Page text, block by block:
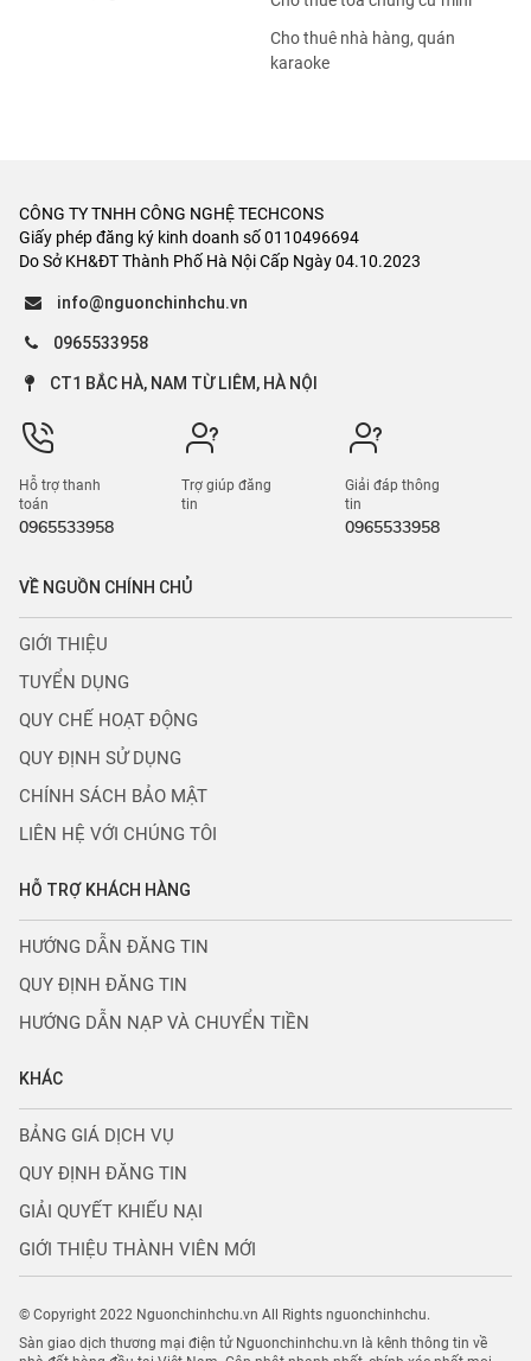
Cho thuê nhà hàng, quán
karaoke
CÔNG TY TNHH CÔNG NGHỆ TECHCONS
Giấy phép đăng ký kinh doanh số 0110496694
Do Sở KH&ĐT Thành Phố Hà Nội Cấp Ngày 04.10.2023
info@nguonchinhchu.vn
0965533958
CT1 BẮC HÀ, NAM TỪ LIÊM, HÀ NỘI
Hỗ trợ thanh
toán
0965533958
Trợ giúp đăng
tin
Giải đáp thông
tin
0965533958
VỀ NGUỒN CHÍNH CHỦ
GIỚI THIỆU
TUYỂN DỤNG
QUY CHẾ HOẠT ĐỘNG
QUY ĐỊNH SỬ DỤNG
CHÍNH SÁCH BẢO MẬT
LIÊN HỆ VỚI CHÚNG TÔI
HỖ TRỢ KHÁCH HÀNG
HƯỚNG DẪN ĐĂNG TIN
QUY ĐỊNH ĐĂNG TIN
HƯỚNG DẪN NẠP VÀ CHUYỂN TIỀN
KHÁC
BẢNG GIÁ DỊCH VỤ
QUY ĐỊNH ĐĂNG TIN
GIẢI QUYẾT KHIẾU NẠI
GIỚI THIỆU THÀNH VIÊN MỚI
© Copyright 2022 Nguonchinhchu.vn All Rights nguonchinhchu.
Sàn giao dịch thương mại điện tử Nguonchinhchu.vn là kênh thông tin về